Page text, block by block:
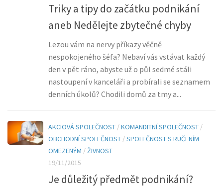
Triky a tipy do začátku podnikání
aneb Nedělejte zbytečné chyby
Lezou vám na nervy příkazy věčně
nespokojeného šéfa? Nebaví vás vstávat každý
den v pět ráno, abyste už o půl sedmé stáli
nastoupení v kanceláři a probírali se seznamem
denních úkolů? Chodili domů za tmy a...
AKCIOVÁ SPOLEČNOST /KOMANDITNÍ SPOLEČNOST /
OBCHODNÍ SPOLEČNOST /SPOLEČNOST S RUČENÍM
OMEZENÝM /ŽIVNOST
19/11/2015
Je důležitý předmět podnikání?